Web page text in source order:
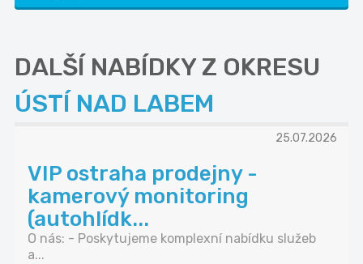
DALŠÍ NABÍDKY Z OKRESU
ÚSTÍ NAD LABEM
25.07.2026
VIP ostraha prodejny -
kamerový monitoring
(autohlídk...
O nás: - Poskytujeme komplexní nabídku služeb
a...